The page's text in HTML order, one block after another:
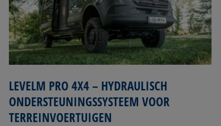
LEVELM PRO 4X4 – HYDRAULISCH
ONDERSTEUNINGSSYSTEEM VOOR
TERREINVOERTUIGEN